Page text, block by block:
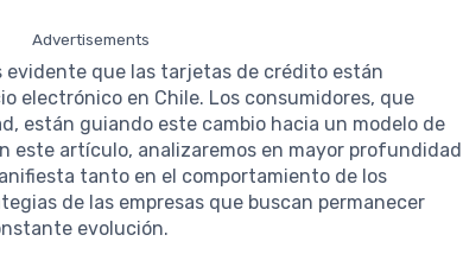
Advertisements
evidente que las tarjetas de crédito están
electrónico en Chile. Los consumidores, que
están guiando este cambio hacia un modelo de
este artículo, analizaremos en mayor profundidad
tanto en el comportamiento de los
de las empresas que buscan permanecer
evolución.